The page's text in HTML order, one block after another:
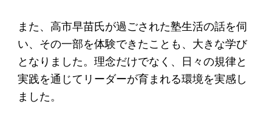
事業方針
募集要項
ソーシャルビジネスとは
丸和育志会の考える
ソーシャルビジネス
また、高市早苗氏が過ごされた塾生活の話を伺
い、その一部を体験できたことも、大きな学び
となりました。理念だけでなく、日々の規律と
実践を通じてリーダーが育まれる環境を実感し
ました。